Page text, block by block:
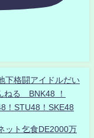
格闘アイドルだい
ねる BNK48 ！
！STU48！SKE48
ット乞食DE2000万